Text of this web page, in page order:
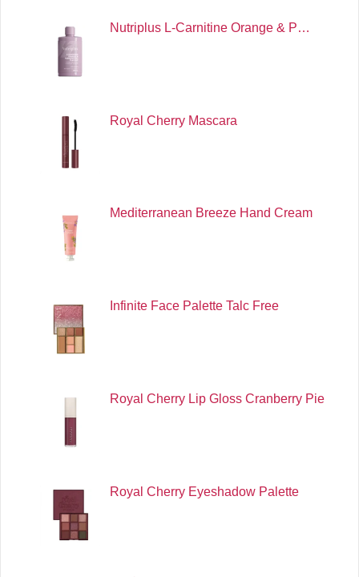
Nutriplus L-Carnitine Orange & P…
Royal Cherry Mascara
Mediterranean Breeze Hand Cream
Infinite Face Palette Talc Free
Royal Cherry Lip Gloss Cranberry Pie
Royal Cherry Eyeshadow Palette